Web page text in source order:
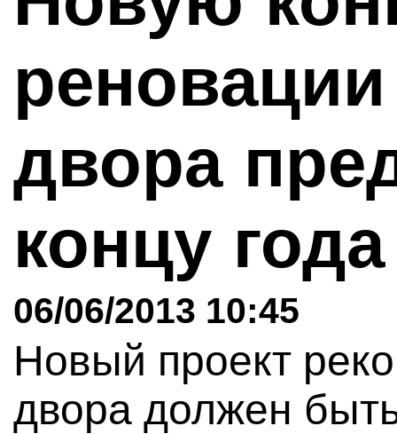
двора
концу
06/06/2013 10:45
Новый проект
двора должен